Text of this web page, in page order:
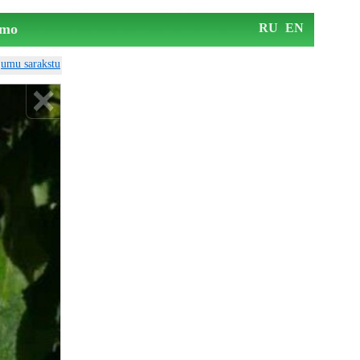
RU EN
sarakstu